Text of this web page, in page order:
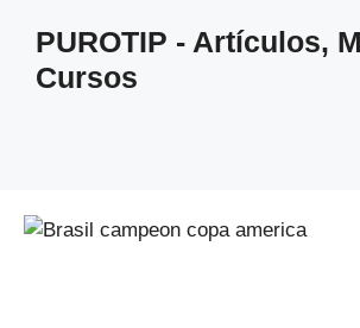
contenido
PUROTIP - Artículos,
Cursos